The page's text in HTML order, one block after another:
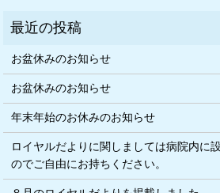
お盆休みのお知らせ
お盆休みのお知らせ
年末年始のお休みのお知らせ
ロイヤルだよりに関しましては病院内に
のでご自由にお持ちください。